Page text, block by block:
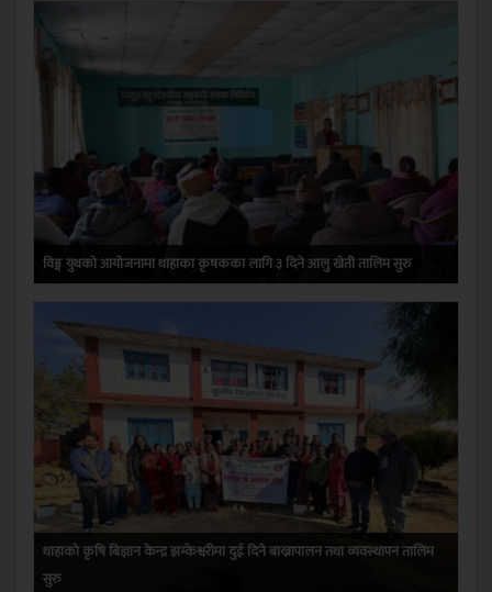
विङ्ग युथको आयोजनामा थाहाका कृषकका लागि ३ दिने आलु खेती तालिम सुरु
थाहाको कृषि बिज्ञान केन्द्र झम्केश्वरीमा दुई दिने बाख्रापालन तथा व्यवस्थापन तालिम
सुरु